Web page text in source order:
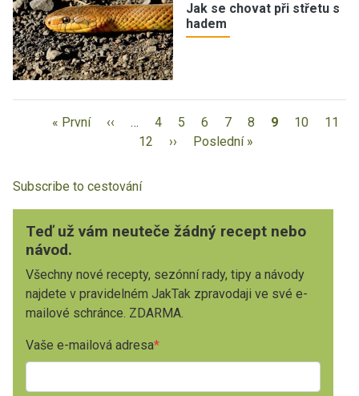
Jak se chovat při střetu s
hadem
« První ‹‹ … 4 5 6 7 8 9 10
11
12
›› Poslední »
Subscribe to cestování
Teď už vám neuteče žádný recept nebo
návod.
Všechny nové recepty, sezónní rady, tipy a návody
najdete v pravidelném JakTak zpravodaji ve své e-
mailové schránce. ZDARMA.
Vaše e-mailová adresa